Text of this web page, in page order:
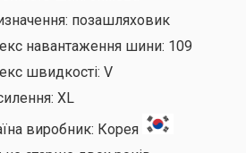
позашляховик
навантаження шини: 109
швидкості: V
XL
виробник: Корея